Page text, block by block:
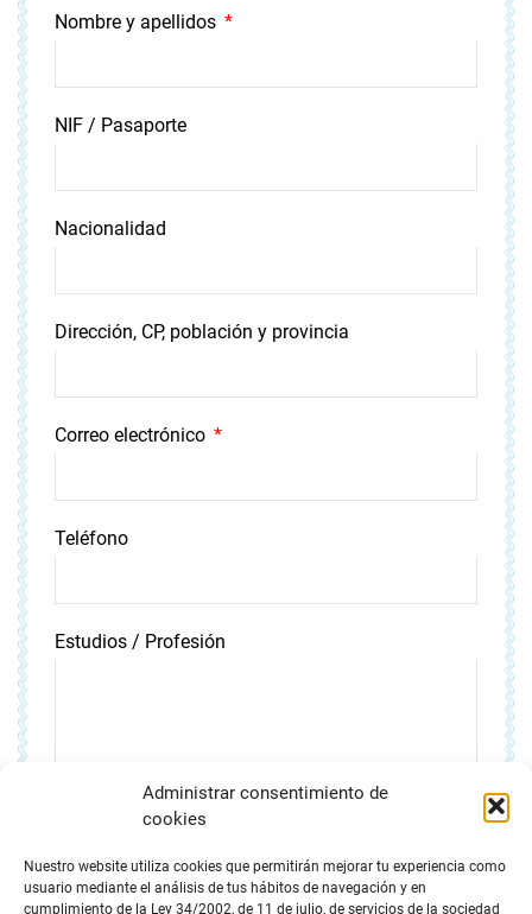
Administrar consentimiento de
cookies
Nuestro website utiliza cookies que permitirán mejorar tu experiencia como
usuario mediante el análisis de tus hábitos de navegación y en
cumplimiento de la Ley 34/2002, de 11 de julio, de servicios de la sociedad
Nombre y apellidos
NIF / Pasaporte
Nacionalidad
Dirección, CP, población y provincia
Correo electrónico
Teléfono
Estudios / Profesión
Centro docente / Trabajo